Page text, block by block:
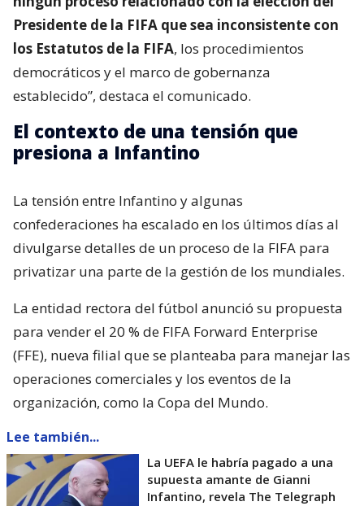
Presidente de la FIFA que sea inconsistente con
los Estatutos de la FIFA, los procedimientos
democráticos y el marco de gobernanza
establecido”, destaca el comunicado.
El contexto de una tensión que
presiona a Infantino
La tensión entre Infantino y algunas
confederaciones ha escalado en los últimos días al
divulgarse detalles de un proceso de la FIFA para
privatizar una parte de la gestión de los mundiales.
La entidad rectora del fútbol anunció su propuesta
para vender el 20 % de FIFA Forward Enterprise
(FFE), nueva filial que se planteaba para manejar las
operaciones comerciales y los eventos de la
organización, como la Copa del Mundo.
Lee también...
La UEFA le habría pagado a una
supuesta amante de Gianni
Infantino, revela The Telegraph